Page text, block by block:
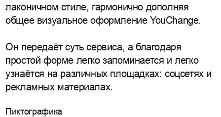
лаконичном стиле, гармонично дополняя
общее визуальное оформление YouChange.
Он передаёт суть сервиса, а благодаря
простой форме легко запоминается и легко
узнаётся на различных площадках: соцсетях и
рекламных материалах.
Пиктографика